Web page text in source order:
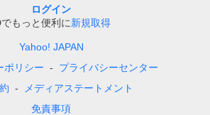
ログイン
でもっと便利に新規取得
Yahoo! JAPAN
ポリシー
プライバシーセンター
メディアステートメント
免責事項